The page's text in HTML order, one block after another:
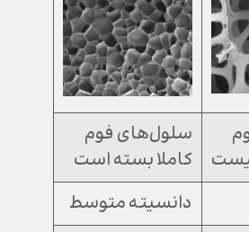
سلول‌های فوم
کاملا بسته است
دانسیته متوسط